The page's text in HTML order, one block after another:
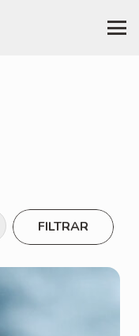
FILTRAR